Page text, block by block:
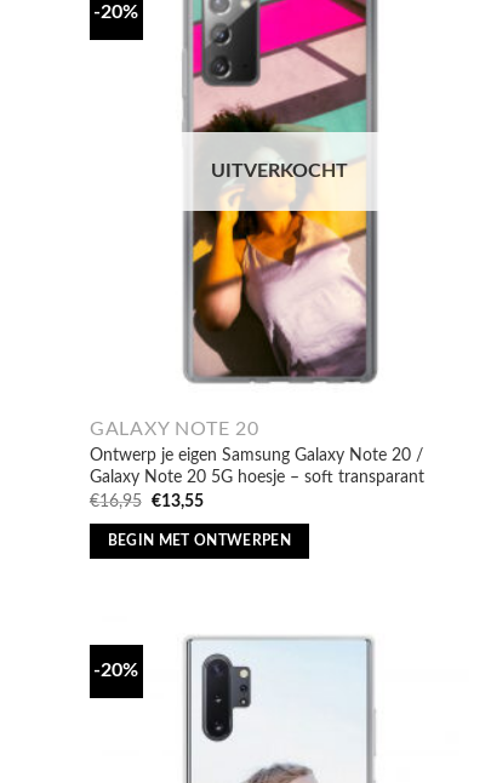
-20%
UITVERKOCHT
GALAXY NOTE 20
Ontwerp je eigen Samsung Galaxy Note 20 /
Galaxy Note 20 5G hoesje – soft transparant
€16,95 Oorspronkelijke
was:
€16,95.
€13,55Huidige
is:
€13,55.
BEGIN MET ONTWERPEN
-20%